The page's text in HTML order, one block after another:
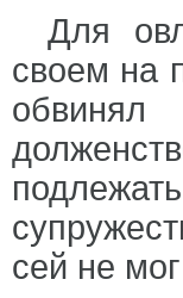
Для
своем на
сей не